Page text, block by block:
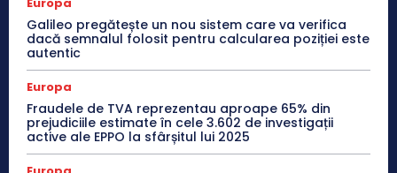
Europa
Galileo pregătește un nou sistem care va verifica
dacă semnalul folosit pentru calcularea poziției este
autentic
Europa
Fraudele de TVA reprezentau aproape 65% din
prejudiciile estimate în cele 3.602 de investigații
active ale EPPO la sfârșitul lui 2025